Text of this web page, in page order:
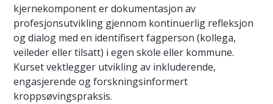
kjernekomponent er dokumentasjon av
profesjonsutvikling gjennom kontinuerlig refleksjon
og dialog med en identifisert fagperson (kollega,
veileder eller tilsatt) i egen skole eller kommune.
Kurset vektlegger utvikling av inkluderende,
engasjerende og forskningsinformert
kroppsøvingspraksis.